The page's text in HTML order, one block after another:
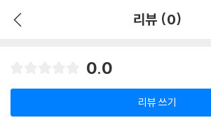
리뷰 (0)
0.0
리뷰 쓰기